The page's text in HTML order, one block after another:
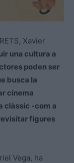
Xavier
una cultura a
poden ser
busca la
cinema
clàssic -com a
figures
Vega, ha